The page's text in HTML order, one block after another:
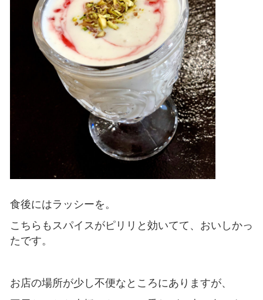
食後にはラッシーを。
こちらもスパイスがピリリと効いてて、おいしかっ
たです。
お店の場所が少し不便なところにありますが、